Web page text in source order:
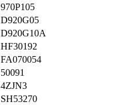
970P105
D920G05
D920G10A
HF30192
FA070054
50091
4ZJN3
SH53270